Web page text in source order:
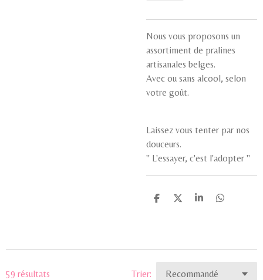
Nous vous proposons un
assortiment de pralines
artisanales belges.
Avec ou sans alcool, selon
votre goût.
Laissez vous tenter par nos
douceurs.
'' L'essayer, c'est l'adopter ''
P
g
P
g
P
g
P
g
59 résultats Trier: